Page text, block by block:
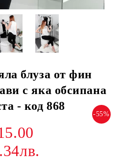
блуза от фин
с яка обсипана
- код 868
-55%